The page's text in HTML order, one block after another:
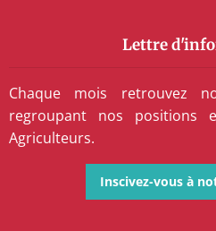
Lettre
Chaque mois retrouvez
regroupant nos positions
Agriculteurs.
Inscivez-vous à